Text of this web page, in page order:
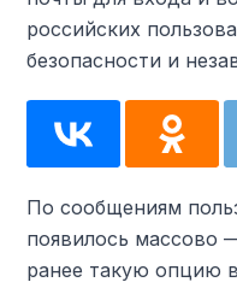
российских
безопасности и
По сообщениям
появилось массово
ранее такую опцию